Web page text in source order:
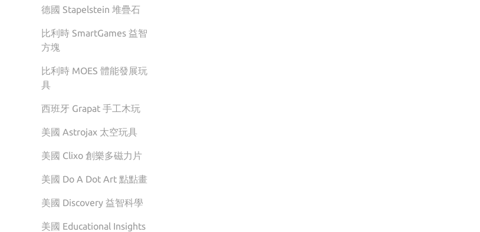
德國 Stapelstein 堆疊石
比利時 SmartGames 益智
方塊
比利時 MOES 體能發展玩
具
西班牙 Grapat 手工木玩
美國 Astrojax 太空玩具
美國 Clixo 創樂多磁力片
美國 Do A Dot Art 點點畫
美國 Discovery 益智科學
美國 Educational Insights